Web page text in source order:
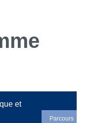
et
Parcours